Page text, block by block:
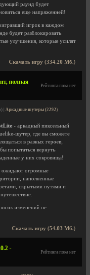
раунд будет
еще напряженней!
игрок в каждом
будет разблокировать
улучшения, которые усилят
Скачать игру (334.20 Мб.)
полная
Рейтинга пока нет
| Аркадные шутеры (2292)
- аркадный пиксельный
шутер, где вы сможете
в разных героев,
попытаться вернуть
у них сокровища!
ожидают огромные
наполненные
скрытыми путями и
изменений не
Скачать игру (54.03 Мб.)
-
Рейтинга пока нет